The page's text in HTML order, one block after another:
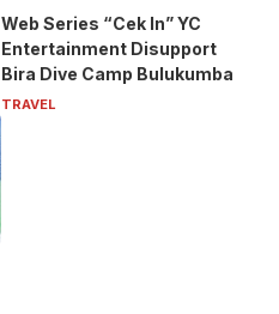
Web Series “Cek In” YC
Entertainment Disupport
Bira Dive Camp Bulukumba
TRAVEL